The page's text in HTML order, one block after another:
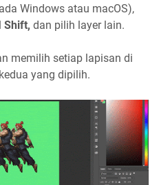
Windows atau macOS),
Shift, dan pilih layer lain.
memilih setiap lapisan di
yang dipilih.